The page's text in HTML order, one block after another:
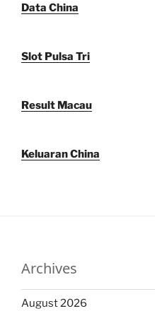
Data China
Slot Pulsa Tri
Result Macau
Keluaran China
Archives
August 2026